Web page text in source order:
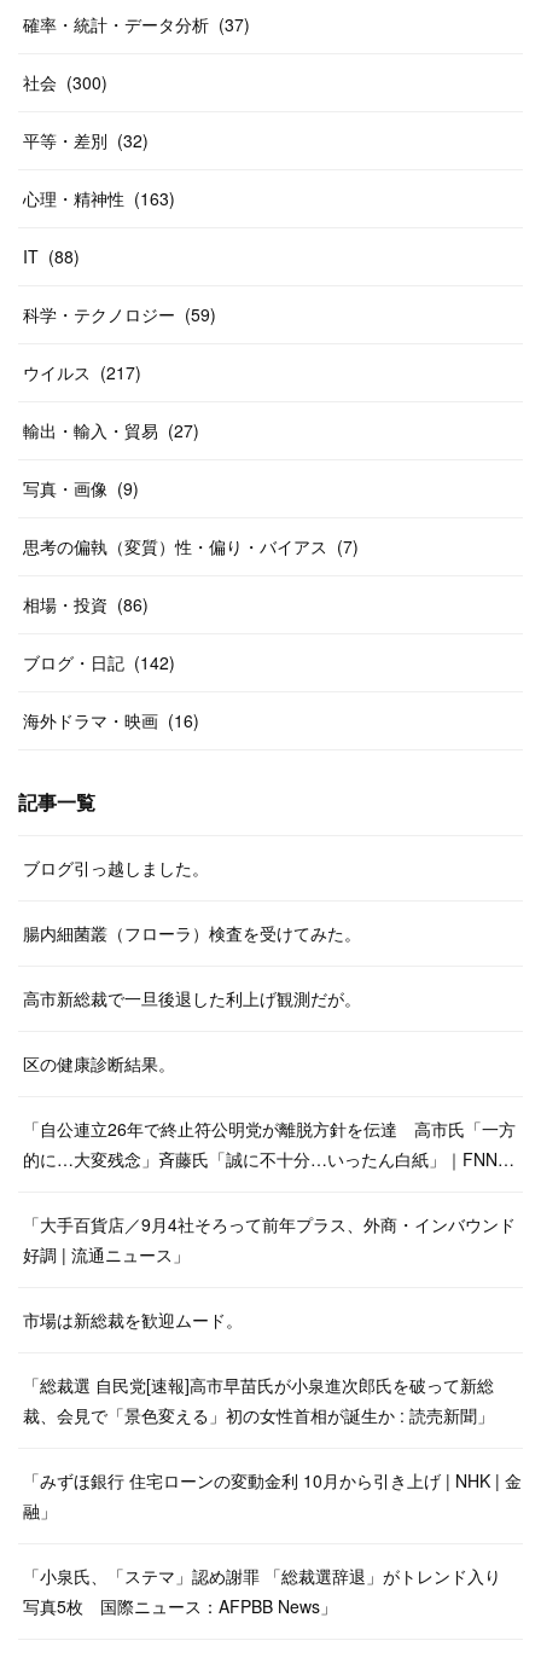
確率・統計・データ分析 (37)
社会 (300)
平等・差別 (32)
心理・精神性 (163)
IT (88)
科学・テクノロジー (59)
ウイルス (217)
輸出・輸入・貿易 (27)
写真・画像 (9)
思考の偏執（変質）性・偏り・バイアス (7)
相場・投資 (86)
ブログ・日記 (142)
海外ドラマ・映画 (16)
記事一覧
ブログ引っ越しました。
腸内細菌叢（フローラ）検査を受けてみた。
高市新総裁で一旦後退した利上げ観測だが。
区の健康診断結果。
「自公連立26年で終止符公明党が離脱方針を伝達 高市氏「一方
的に…大変残念」斉藤氏「誠に不十分…いったん白紙」｜FNN…
「大手百貨店／9月4社そろって前年プラス、外商・インバウンド
好調 | 流通ニュース」
市場は新総裁を歓迎ムード。
「総裁選 自民党[速報]高市早苗氏が小泉進次郎氏を破って新総
裁、会見で「景色変える」初の女性首相が誕生か : 読売新聞」
「みずほ銀行 住宅ローンの変動金利 10月から引き上げ | NHK | 金
融」
「小泉氏、「ステマ」認め謝罪 「総裁選辞退」がトレンド入り
写真5枚 国際ニュース：AFPBB News」